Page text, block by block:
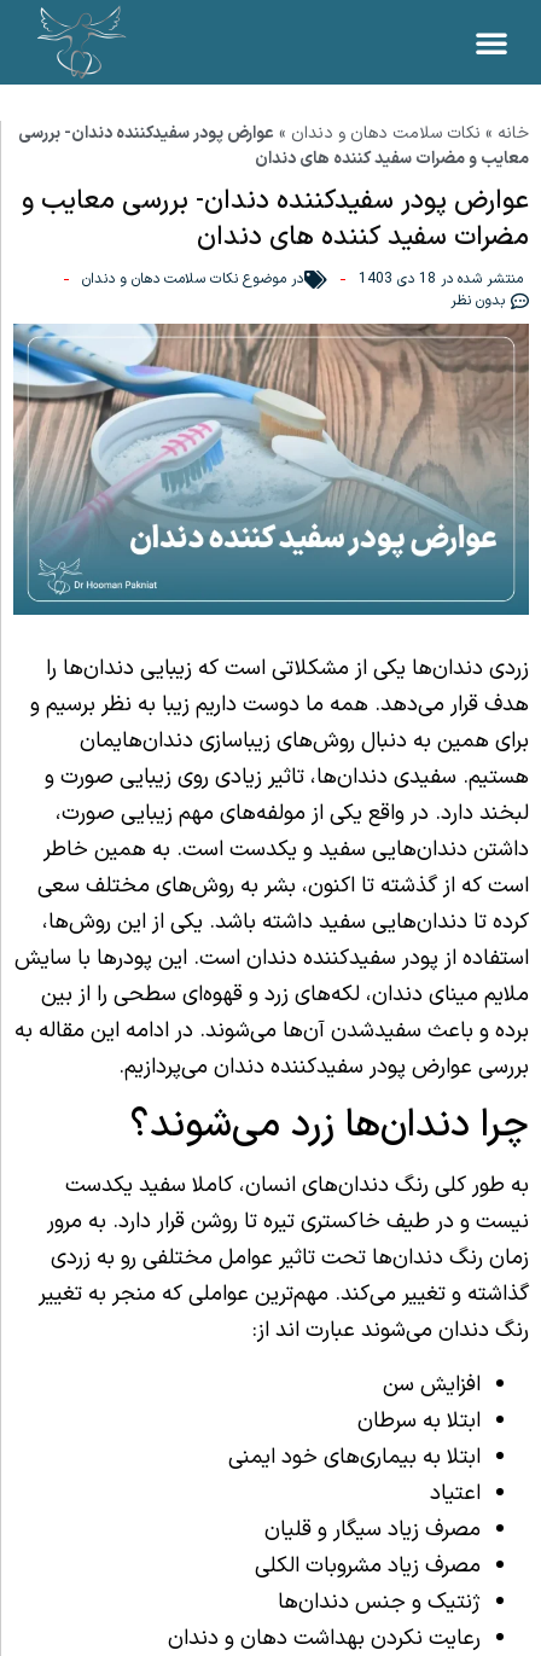
خانه » نکات سلامت دهان و دندان » عوارض پودر سفیدکننده دندان- بررسی
معایب و مضرات سفید کننده های دندان
عوارض پودر سفیدکننده دندان- بررسی معایب و
مضرات سفید کننده های دندان
منتشر شده در 18 دی 1403 در موضوع نکات سلامت دهان و دندان
بدون نظر
زردی دندان‌ها یکی از مشکلاتی است که زیبایی دندان‌ها را
هدف قرار می‌دهد. همه ما دوست داریم زیبا به نظر برسیم و
برای همین به دنبال روش‌های زیباسازی دندان‌هایمان
هستیم. سفیدی دندان‌ها، تاثیر زیادی روی زیبایی صورت و
لبخند دارد. در واقع یکی از مولفه‌های مهم زیبایی صورت،
داشتن دندان‌هایی سفید و یکدست است. به همین خاطر
است که از گذشته تا اکنون، بشر به روش‌های مختلف سعی
کرده تا دندان‌هایی سفید داشته باشد. یکی از این روش‌ها،
استفاده از پودر سفیدکننده دندان است. این پودرها با سایش
ملایم مینای دندان، لکه‌های زرد و قهوه‌ای سطحی را از بین
برده و باعث سفیدشدن آن‌ها می‌شوند. در ادامه این مقاله به
بررسی عوارض پودر سفیدکننده دندان می‌پردازیم.
چرا دندان‌ها زرد می‌شوند؟
به طور کلی رنگ دندان‌های انسان، کاملا سفید یکدست
نیست و در طیف خاکستری تیره تا روشن قرار دارد. به مرور
زمان رنگ دندان‌ها تحت تاثیر عوامل مختلفی رو به زردی
گذاشته و تغییر می‌کند. مهم‌ترین عواملی که منجر به تغییر
رنگ دندان می‌شوند عبارت اند از:
افزایش سن
ابتلا به سرطان
ابتلا به بیماری‌های خود ایمنی
اعتیاد
مصرف زیاد سیگار و قلیان
مصرف زیاد مشروبات الکلی
ژنتیک و جنس دندان‌ها
رعایت نکردن بهداشت دهان و دندان